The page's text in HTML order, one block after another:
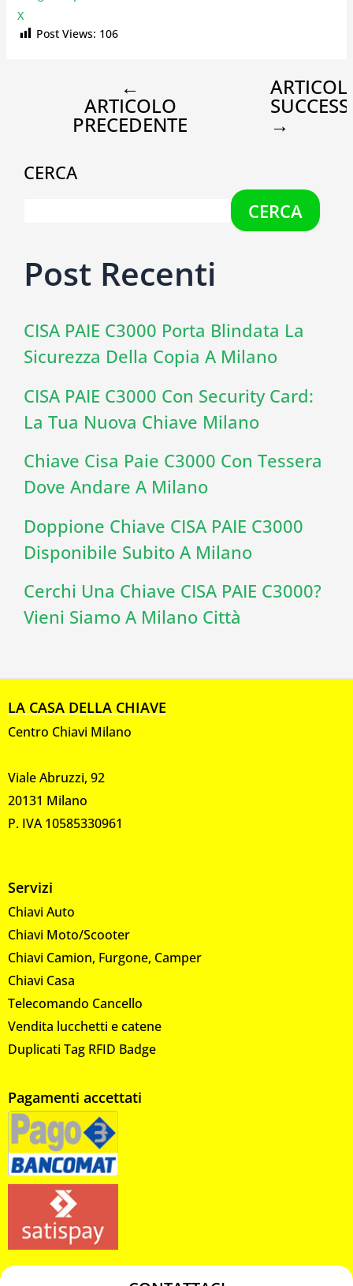
X
Post Views: 106
←
ARTICOLO
PRECEDENTE →
CERCA
CERCA
Post Recenti
CISA PAIE C3000 Porta Blindata La
Sicurezza Della Copia A Milano
CISA PAIE C3000 Con Security Card:
La Tua Nuova Chiave Milano
Chiave Cisa Paie C3000 Con Tessera
Dove Andare A Milano
Doppione Chiave CISA PAIE C3000
Disponibile Subito A Milano
Cerchi Una Chiave CISA PAIE C3000?
Vieni Siamo A Milano Città
LA CASA DELLA CHIAVE
Centro Chiavi Milano
Viale Abruzzi, 92
20131 Milano
P. IVA 10585330961
Servizi
Chiavi Auto
Chiavi Moto/Scooter
Chiavi Camion, Furgone, Camper
Chiavi Casa
Telecomando Cancello
Vendita lucchetti e catene
Duplicati Tag RFID Badge
Pagamenti accettati